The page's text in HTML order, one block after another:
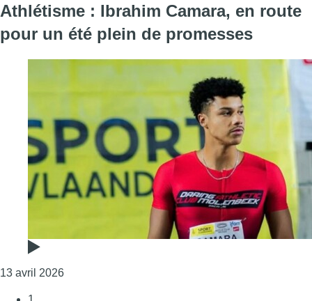
Athlétisme : Ibrahim Camara, en route
pour un été plein de promesses
13 avril 2026Consulter l'article "Athlétisme : Ibrahim Camara,